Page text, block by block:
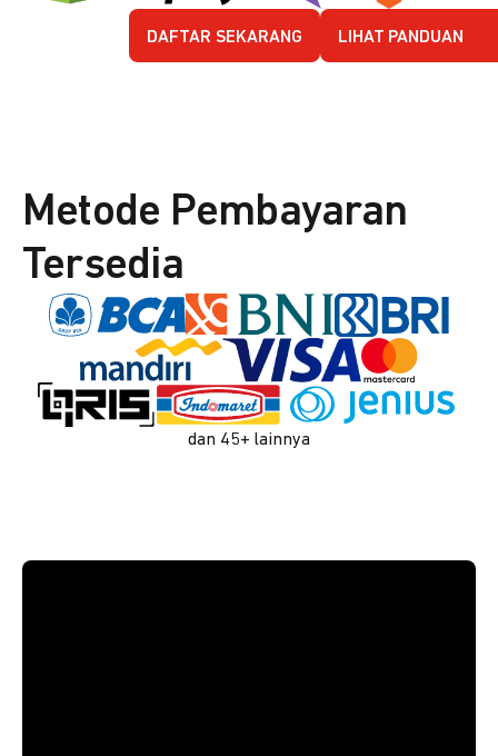
DAFTAR SEKARANG LIHAT PANDUAN
Metode Pembayaran
Tersedia
dan 45+ lainnya